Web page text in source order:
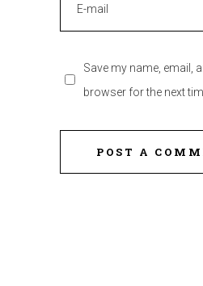
Save my name, email,
browser for the next
POST A